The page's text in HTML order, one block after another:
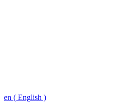
en ( English )